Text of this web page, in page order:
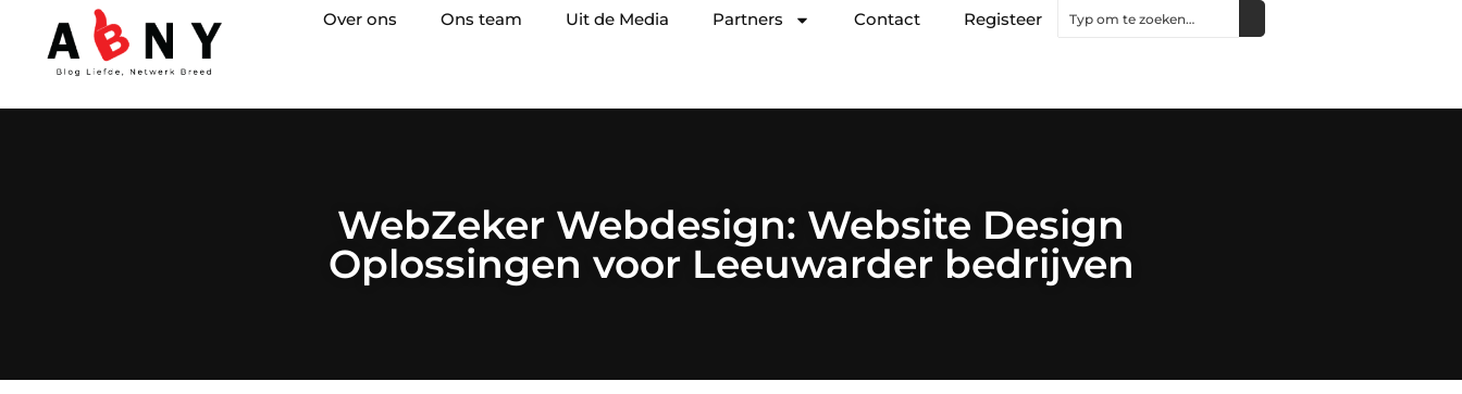
Over ons Ons team Uit de Media Partners Contact Registeer
WebZeker Webdesign: Website Design
Oplossingen voor Leeuwarder bedrijven